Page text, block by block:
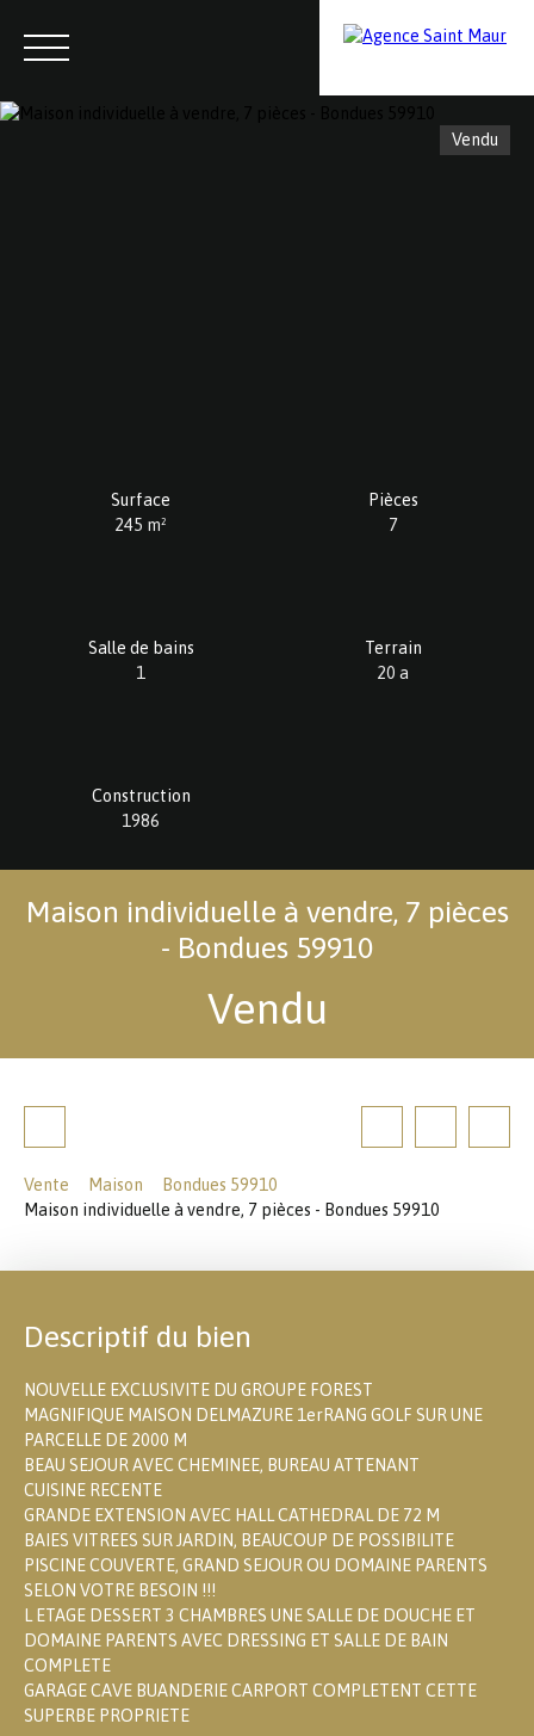
Vendu
Surface
245 m²
Pièces
7
Salle de bains
1
Terrain
20 a
Construction
1986
Maison individuelle à vendre, 7 pièces
- Bondues 59910
Vendu
Vente Maison
Bondues 59910
Maison individuelle à vendre, 7 pièces - Bondues 59910
Descriptif du bien
NOUVELLE EXCLUSIVITE DU GROUPE FOREST
MAGNIFIQUE MAISON DELMAZURE 1erRANG GOLF SUR UNE
PARCELLE DE 2000 M
BEAU SEJOUR AVEC CHEMINEE, BUREAU ATTENANT
CUISINE RECENTE
GRANDE EXTENSION AVEC HALL CATHEDRAL DE 72 M
BAIES VITREES SUR JARDIN, BEAUCOUP DE POSSIBILITE
PISCINE COUVERTE, GRAND SEJOUR OU DOMAINE PARENTS
SELON VOTRE BESOIN !!!
L ETAGE DESSERT 3 CHAMBRES UNE SALLE DE DOUCHE ET
DOMAINE PARENTS AVEC DRESSING ET SALLE DE BAIN
COMPLETE
GARAGE CAVE BUANDERIE CARPORT COMPLETENT CETTE
SUPERBE PROPRIETE